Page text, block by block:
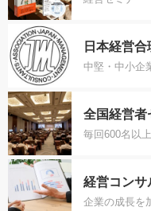
日本経営
中堅・中小企
全国経営者
毎回600名以
経営コンサ
企業の成長を